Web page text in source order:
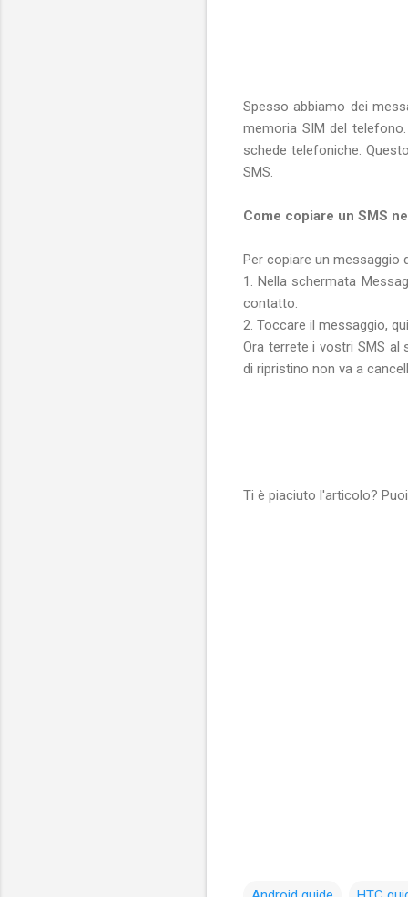
Spesso abbiamo dei
memoria SIM del
schede telefoniche.
SMS.
Come copiare un SMS
Per copiare un messaggio
1. Nella schermata
contatto.
2. Toccare il messaggio,
Ora terrete i vostri SMS al
di ripristino non va a
Ti è piaciuto l'articolo?